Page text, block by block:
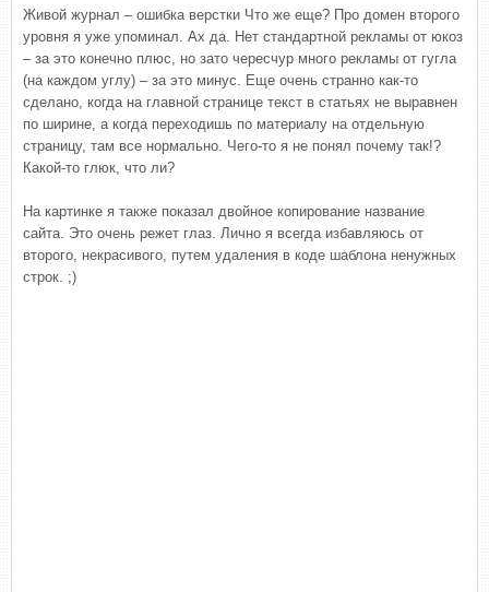
Живой журнал – ошибка верстки Что же еще? Про домен второго
уровня я уже упоминал. Ах да. Нет стандартной рекламы от юкоз
– за это конечно плюс, но зато чересчур много рекламы от гугла
(на каждом углу) – за это минус. Еще очень странно как-то
сделано, когда на главной странице текст в статьях не выравнен
по ширине, а когда переходишь по материалу на отдельную
страницу, там все нормально. Чего-то я не понял почему так!?
Какой-то глюк, что ли?
На картинке я также показал двойное копирование название
сайта. Это очень режет глаз. Лично я всегда избавляюсь от
второго, некрасивого, путем удаления в коде шаблона ненужных
строк. ;)